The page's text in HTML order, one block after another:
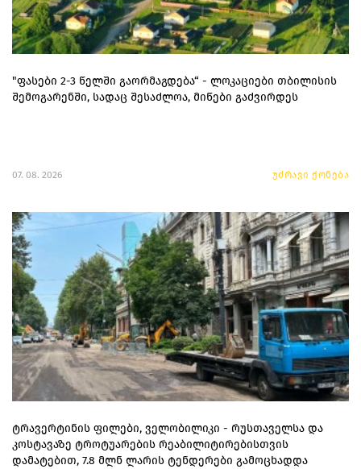
"ფასები 2-3 წელში გაორმაგდება“ - ლოკაციები თბილისის
შემოგარენში, სადაც შესაძლოა, მიწები გაძვირდეს
07. 08. 2026 უძრავი ქონება
ტრავერტინის ფილები, ველობილიკი - რუსთაველსა და
კოსტავაზე ტროტუარების რეაბილიტირებისთვის
დამატებით, 7.8 მლნ ლარის ტენდერები გამოცხადდა